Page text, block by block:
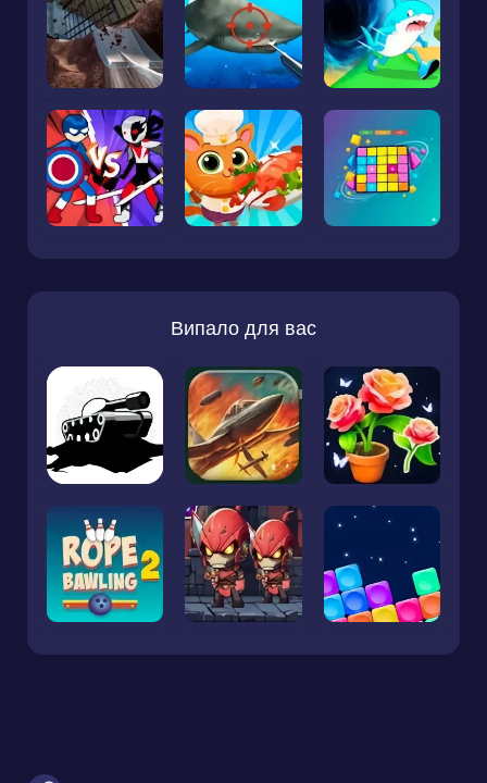
Випало для вас